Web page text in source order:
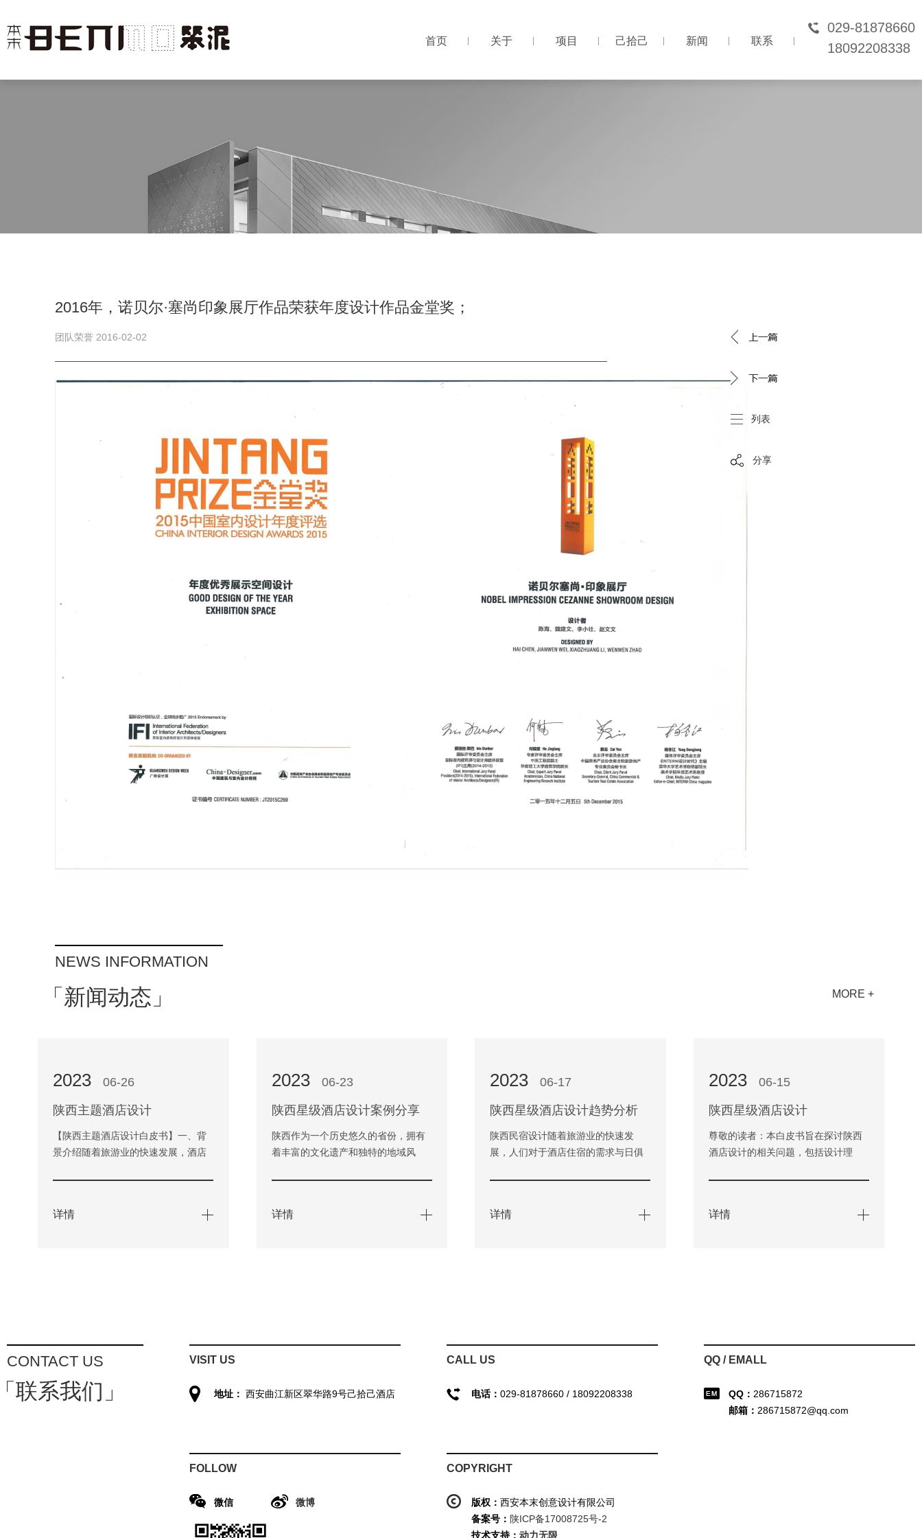
029-81878660
18092208338
首页 关于 项目 己拾己 新闻 联系
2016年，诺贝尔·塞尚印象展厅作品荣获年度设计作品金堂奖；
团队荣誉 2016-02-02
列表
分享
NEWS INFORMATION
「新闻动态」 MORE +
2023 06-26
陕西主题酒店设计
【陕西主题酒店设计白皮书】一、背
景介绍随着旅游业的快速发展，酒店
详情
2023 06-23
陕西星级酒店设计案例分享
陕西作为一个历史悠久的省份，拥有
着丰富的文化遗产和独特的地域风
详情
2023 06-17
陕西星级酒店设计趋势分析
陕西民宿设计随着旅游业的快速发
展，人们对于酒店住宿的需求与日俱
详情
2023 06-15
陕西星级酒店设计
尊敬的读者：本白皮书旨在探讨陕西
酒店设计的相关问题，包括设计理
详情
CONTACT US
联系我们」
VISIT US
地址： 西安曲江新区翠华路9号己拾己酒店
CALL US
电话：029-81878660 / 18092208338
QQ / EMALL
QQ： 286715872
邮箱： 286715872@qq.com
FOLLOW
微信 微博
COPYRIGHT
版权：西安本末创意设计有限公司
备案号： 陕ICP备17008725号-2
技术支持：动力无限